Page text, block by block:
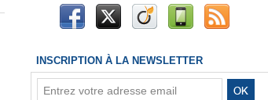
INSCRIPTION À LA NEWSLETTER